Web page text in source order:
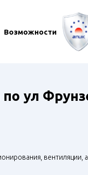
Возможности
ул
вентиляции,